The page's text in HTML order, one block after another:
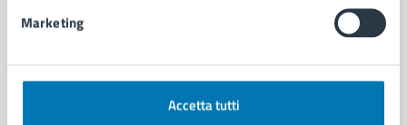
Marketing
Accetta tutti
AMMINISTRAZIONE
Organi di governo